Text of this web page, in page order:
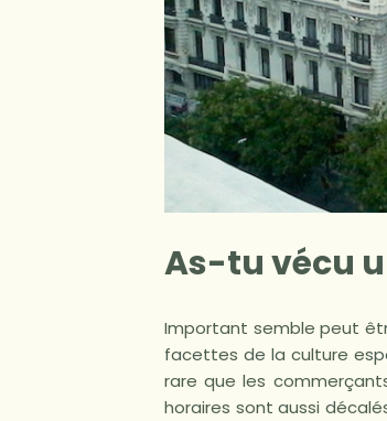
As-tu vécu
Important semble peut
facettes de la culture
rare que les
horaires sont aussi